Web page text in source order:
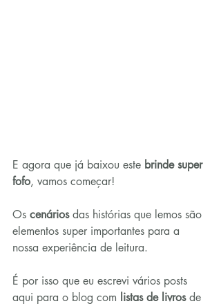
E agora que já baixou este brinde super
fofo, vamos começar!
Os cenários das histórias que lemos são
elementos super importantes para a
nossa experiência de leitura.
É por isso que eu escrevi vários posts
aqui para o blog com listas de livros de